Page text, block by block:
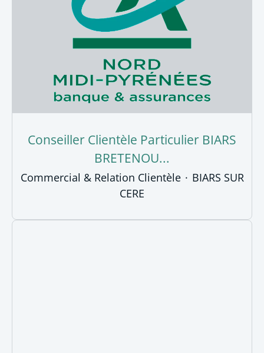
Conseiller Clientèle Particulier BIARS
BRETENOU...
Commercial & Relation Clientèle · BIARS SUR
CERE